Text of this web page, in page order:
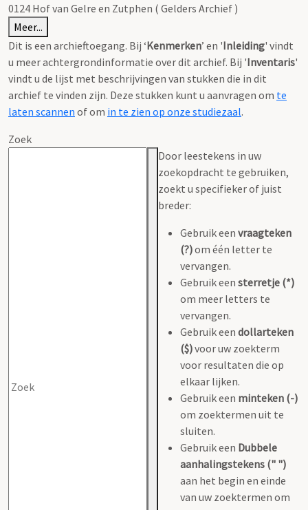
0124 Hof van Gelre en Zutphen ( Gelders Archief )
Meer...
Dit is een archieftoegang. Bij ‘Kenmerken’ en 'Inleiding' vindt
u meer achtergrondinformatie over dit archief. Bij 'Inventaris'
vindt u de lijst met beschrijvingen van stukken die in dit
archief te vinden zijn. Deze stukken kunt u aanvragen om te
laten scannen of om in te zien op onze studiezaal.
Zoek
Door leestekens in uw
zoekopdracht te gebruiken,
zoekt u specifieker of juist
breder:
Gebruik een vraagteken
(?)om één letter te
vervangen.
Gebruik een sterretje (*)
om meer letters te
vervangen.
Gebruik een dollarteken
($)voor uw zoekterm
voor resultaten die op
elkaar lijken.
Gebruik een minteken (-)
om zoektermen uit te
sluiten.
Gebruik een Dubbele
aanhalingstekens (" ")
aan het begin en einde
van uw zoektermen om